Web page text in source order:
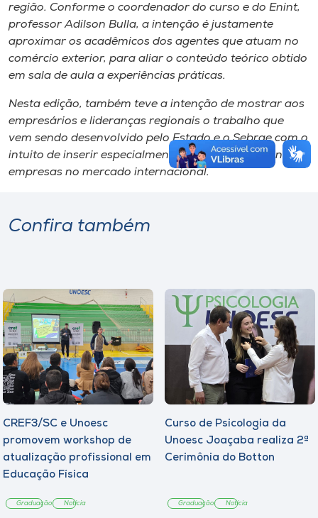
região. Conforme o coordenador do curso e do Enint,
professor Adilson Bulla, a intenção é justamente
aproximar os acadêmicos dos agentes que atuam no
comércio exterior, para aliar o conteúdo teórico obtido
em sala de aula a experiências práticas.
Nesta edição, também teve a intenção de mostrar aos
empresários e lideranças regionais o trabalho que
vem sendo desenvolvido pelo Estado e o Sebrae com o
intuito de inserir especialmente as micro e pequenas
empresas no mercado internacional.
Confira também
CREF3/SC e Unoesc
promovem workshop de
atualização profissional em
Educação Física
Graduação Notícia
Curso de Psicologia da
Unoesc Joaçaba realiza 2ª
Cerimônia do Botton
Graduação Notícia